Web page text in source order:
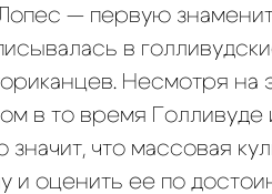
— первую
в
Несмотря на
в то время
что массовая
оценить ее по